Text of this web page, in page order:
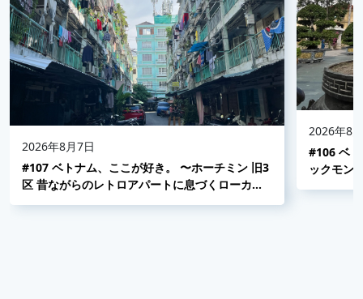
2026年8月7日
#107 ベトナム、ここが好き。 〜ホーチミン 旧3
区 昔ながらのレトロアパートに息づくローカル
の日常〜
2026年8
#106 ベ
ックモン
並み〜